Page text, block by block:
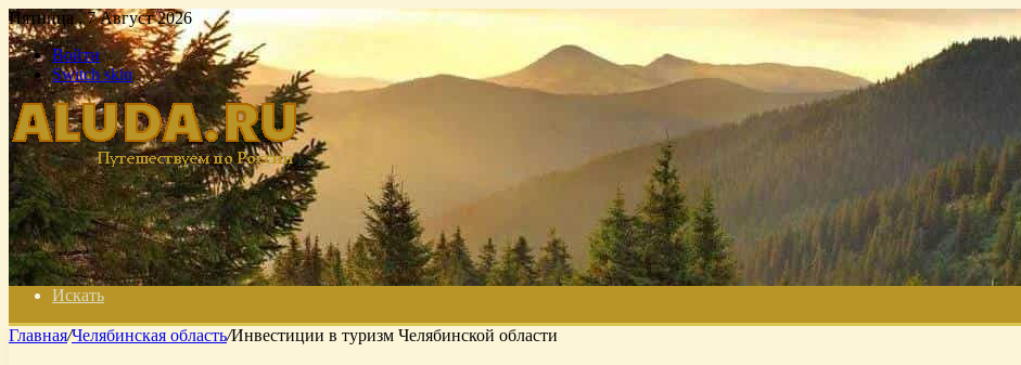
Пятница , 7 Август 2026
Войти
Switch skin
Искать
Главная/Челябинская область/Инвестиции в туризм Челябинской области